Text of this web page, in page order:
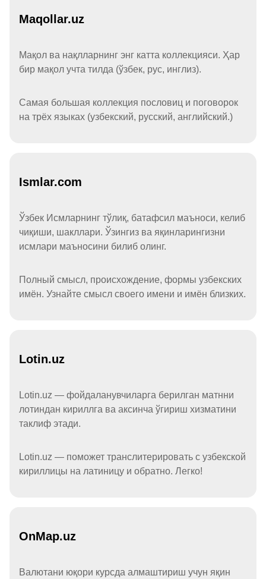
Maqollar.uz
Мақол ва нақлларнинг энг катта коллекцияси. Ҳар
бир мақол учта тилда (ўзбек, рус, инглиз).
Самая большая коллекция пословиц и поговорок
на трёх языках (узбекский, русский, английский.)
Ismlar.com
Ўзбек Исмларнинг тўлиқ, батафсил маъноси, келиб
чиқиши, шакллари. Ўзингиз ва яқинларингизни
исмлари маъносини билиб олинг.
Полный смысл, происхождение, формы узбекских
имён. Узнайте смысл своего имени и имён близких.
Lotin.uz
Lotin.uz — фойдаланувчиларга берилган матнни
лотиндан кириллга ва аксинча ўгириш хизматини
таклиф этади.
Lotin.uz — поможет транслитерировать с узбекской
кириллицы на латиницу и обратно. Легко!
OnMap.uz
Валютани юқори курсда алмаштириш учун яқин